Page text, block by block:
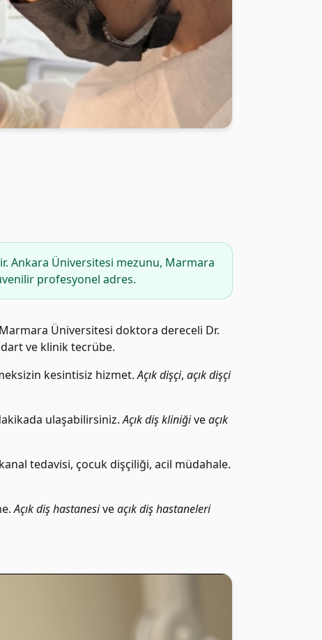
Ankara Üniversitesi mezunu, Marmara
profesyonel adres.
Üniversitesi doktora dereceli Dr.
ve klinik tecrübe.
kesintisiz hizmet.Açık dişçi, açık dişçi
ulaşabilirsiniz.Açık diş kliniğiveaçık
tedavisi, çocuk dişçiliği, acil müdahale.
Açık diş hastanesiveaçık diş hastaneleri